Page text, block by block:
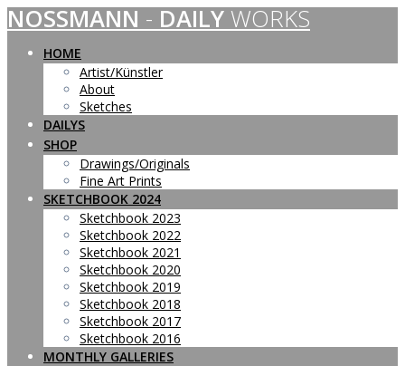
Skip
to
content
NOSSMANN - DAILY WORKS
HOME
Artist/Künstler
About
Sketches
DAILYS
SHOP
Drawings/Originals
Fine Art Prints
SKETCHBOOK 2024
Sketchbook 2023
Sketchbook 2022
Sketchbook 2021
Sketchbook 2020
Sketchbook 2019
Sketchbook 2018
Sketchbook 2017
Sketchbook 2016
MONTHLY GALLERIES